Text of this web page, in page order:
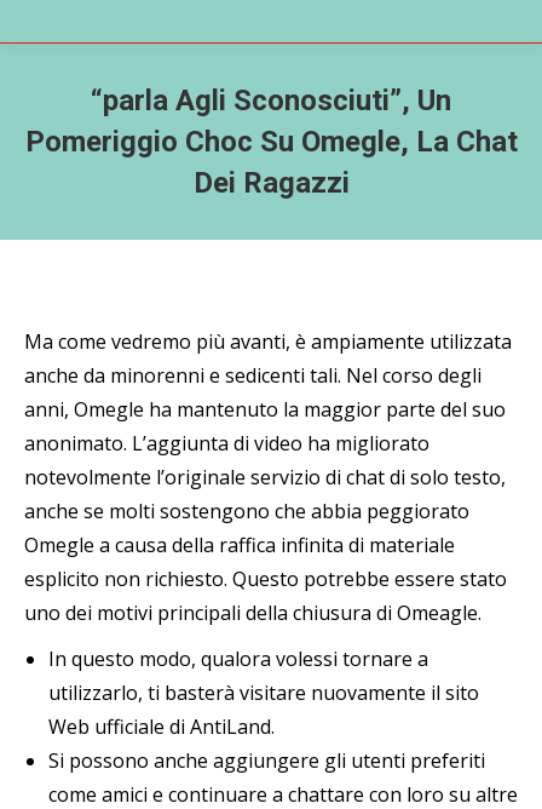
“parla Agli Sconosciuti”, Un
Pomeriggio Choc Su Omegle, La Chat
Dei Ragazzi
Ma come vedremo più avanti, è ampiamente utilizzata
anche da minorenni e sedicenti tali. Nel corso degli
anni, Omegle ha mantenuto la maggior parte del suo
anonimato. L’aggiunta di video ha migliorato
notevolmente l’originale servizio di chat di solo testo,
anche se molti sostengono che abbia peggiorato
Omegle a causa della raffica infinita di materiale
esplicito non richiesto. Questo potrebbe essere stato
uno dei motivi principali della chiusura di Omeagle.
In questo modo, qualora volessi tornare a
utilizzarlo, ti basterà visitare nuovamente il sito
Web ufficiale di AntiLand.
Si possono anche aggiungere gli utenti preferiti
come amici e continuare a chattare con loro su altre